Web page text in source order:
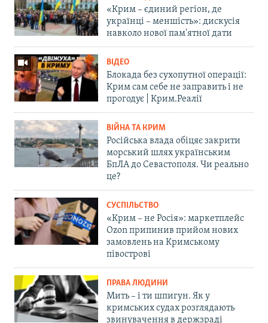
«Крим – єдиний регіон, де
українці – меншість»: дискусія
навколо нової пам'ятної дати
ВІДЕО
Блокада без сухопутної операції:
Крим сам себе не заправить і не
прогодує | Крим.Реалії
ВІЙНА ТА КРИМ
Російська влада обіцяє закрити
морський шлях українським
БпЛА до Севастополя. Чи реально
це?
СУСПІЛЬСТВО
«Крим – не Росія»: маркетплейс
Ozon припинив прийом нових
замовлень на Кримському
півострові
ПРАВА ЛЮДИНИ
Мить – і ти шпигун. Як у
кримських судах розглядають
звинувачення в держзраді